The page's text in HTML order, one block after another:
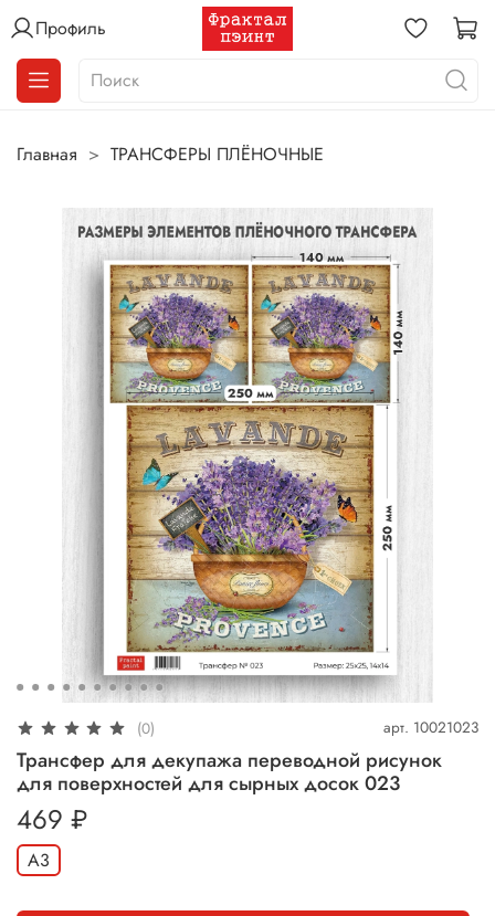
Профиль
Главная ТРАНСФЕРЫ ПЛЁНОЧНЫЕ
(0) арт. 10021023
Трансфер для декупажа переводной рисунок
для поверхностей для сырных досок 023
469 ₽
А3